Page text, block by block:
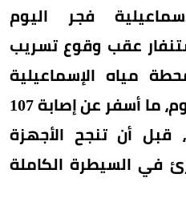
فجر اليوم
عقب وقوع تسريب
مياه الإسماعيلية
المرشحة بطريق أم كلثوم، ما أسفر عن إصابة 107
قبل أن تنجح الأجهزة
في السيطرة الكاملة